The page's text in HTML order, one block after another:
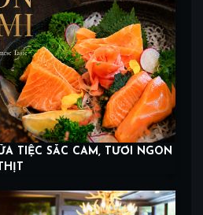
TIỆC SẮC CAM, TƯƠI NGON